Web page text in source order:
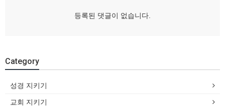
등록된 댓글이 없습니다.
Category
성경 지키기
교회 지키기